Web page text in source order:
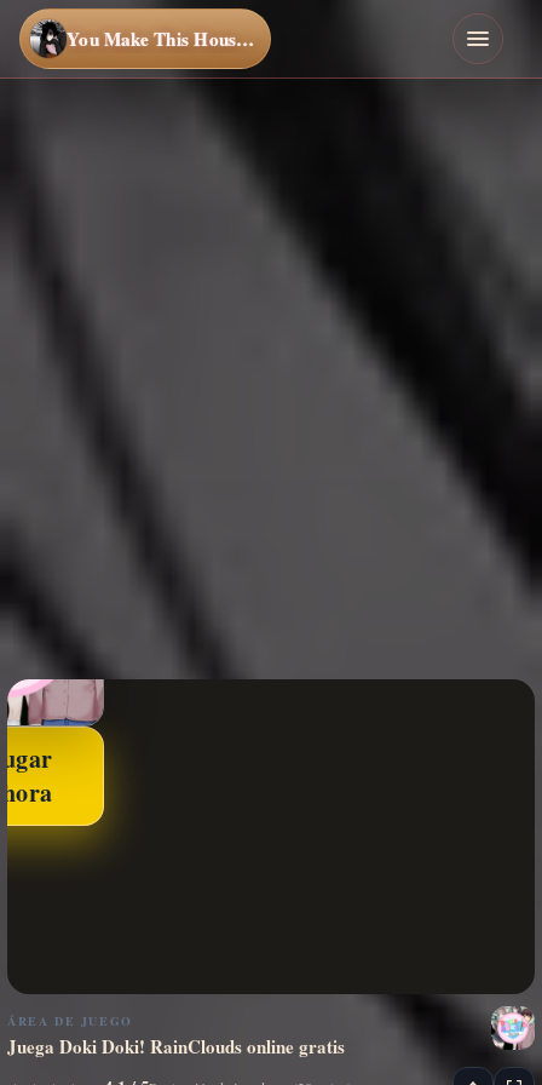
You Make This House a Home
ÁREA DE JUEGO
Juega Doki Doki! RainClouds online gratis